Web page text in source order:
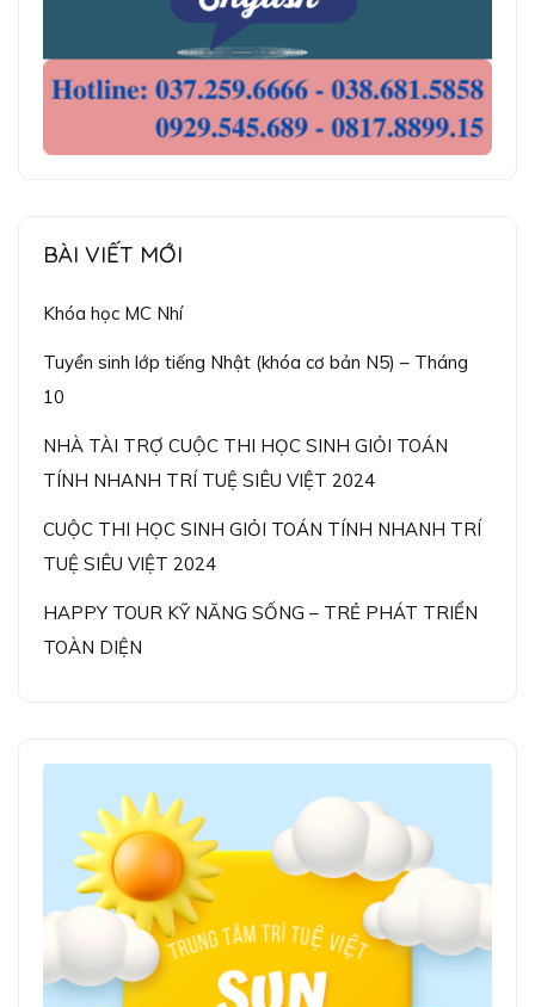
BÀI VIẾT MỚI
Khóa học MC Nhí
Tuyển sinh lớp tiếng Nhật (khóa cơ bản N5) – Tháng
10
NHÀ TÀI TRỢ CUỘC THI HỌC SINH GIỎI TOÁN
TÍNH NHANH TRÍ TUỆ SIÊU VIỆT 2024
CUỘC THI HỌC SINH GIỎI TOÁN TÍNH NHANH TRÍ
TUỆ SIÊU VIỆT 2024
HAPPY TOUR KỸ NĂNG SỐNG – TRẺ PHÁT TRIỂN
TOÀN DIỆN